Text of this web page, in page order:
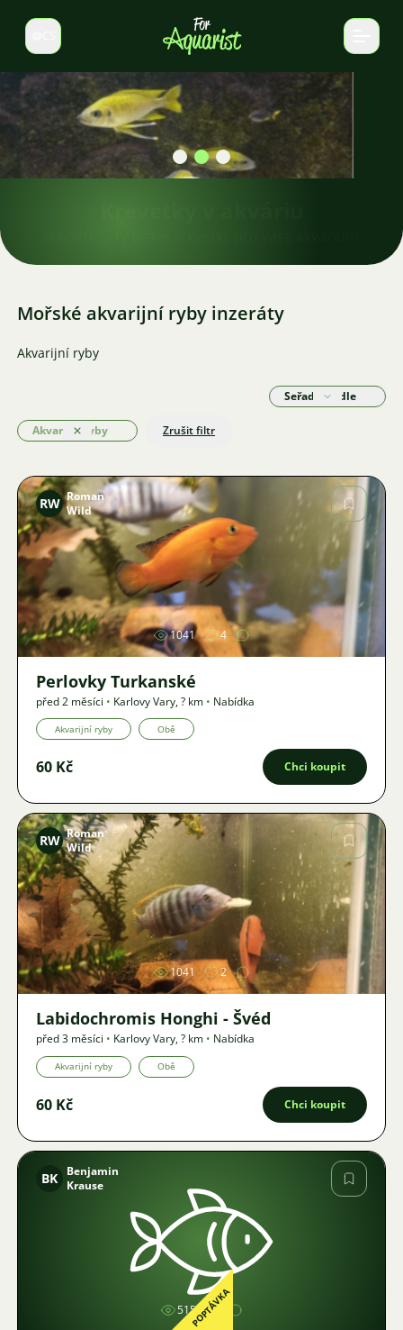
Select language
Mořské akvarijní ryby inzeráty
Akvarijní ryby
Akvarijní ryby
Odstranit Zrušit filtr
Seřadit podle
Obrázek
RW Roman
Wild
1041 4
Perlovky Turkanské
před 2 měsíci • Karlovy Vary,? km • Nabídka
Akvarijní ryby Obě
60 Kč Chci koupit
Obrázek
RW Roman
Wild
1041 2
Labidochromis Honghi - Švéd
před 3 měsíci • Karlovy Vary,? km • Nabídka
Akvarijní ryby Obě
60 Kč Chci koupit
Obrázek
BK
Benjamin
Krause
515POPTÁVKA